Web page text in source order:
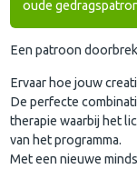
oude
Een patroon
Ervaar hoe jouw
De perfecte
therapie waarbij het
van het programma.
Met een nieuwe